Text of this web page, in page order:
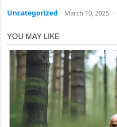
Uncategorized March 10, 2025 ·